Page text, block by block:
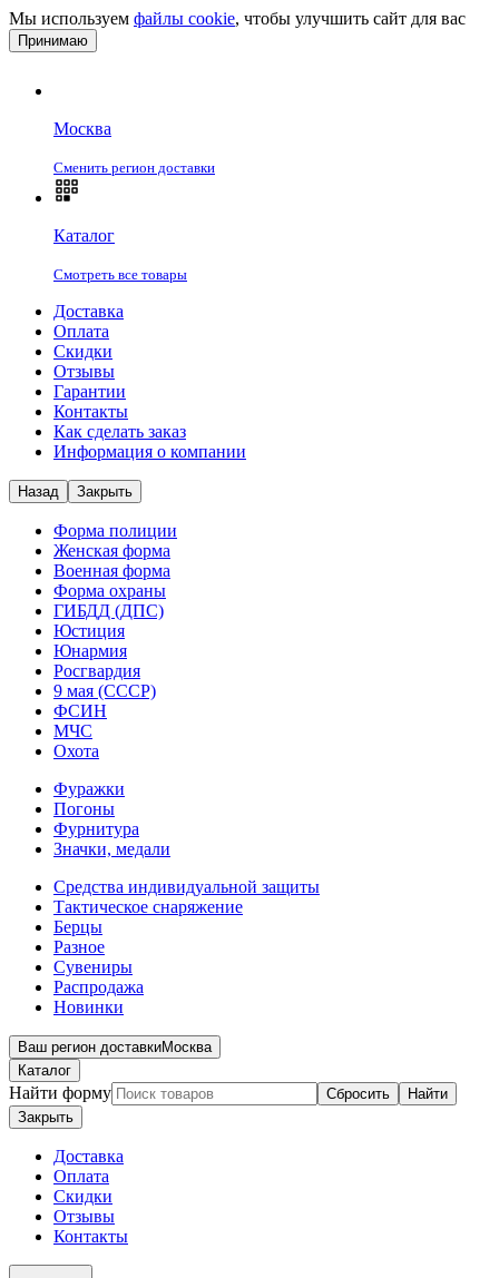
Мы используем файлы cookie, чтобы улучшить сайт для вас
Принимаю
Москва
Сменить регион доставки
Каталог
Смотреть все товары
Доставка
Оплата
Скидки
Отзывы
Гарантии
Контакты
Как сделать заказ
Информация о компании
Назад Закрыть
Форма полиции
Женская форма
Военная форма
Форма охраны
ГИБДД (ДПС)
Юстиция
Юнармия
Росгвардия
9 мая (СССР)
ФСИН
МЧС
Охота
Фуражки
Погоны
Фурнитура
Значки, медали
Средства индивидуальной защиты
Тактическое снаряжение
Берцы
Разное
Сувениры
Распродажа
Новинки
Ваш регион доставкиМосква
Каталог
Найти форму Сбросить
Найти
Закрыть
Доставка
Оплата
Скидки
Отзывы
Контакты